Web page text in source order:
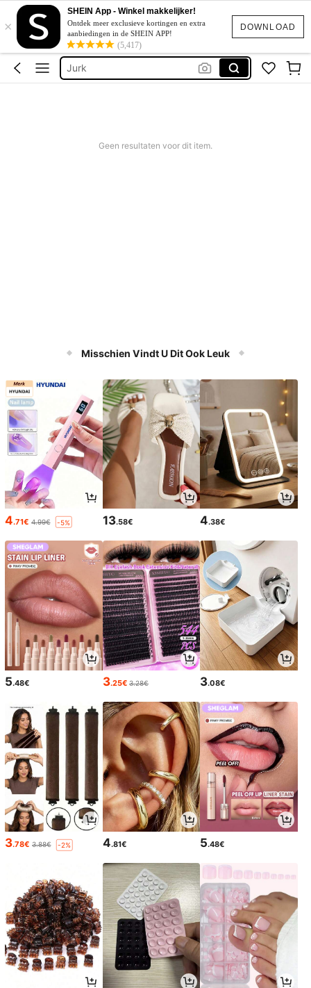
DOWNLOAD
×
SHEIN App - Winkel makkelijker!
Ontdek meer exclusieve kortingen en extra
aanbiedingen in de SHEIN APP!
(5,417)
Zomer Jurkjes Dames
Bikini
Festival Outfits Women
Jurk
Geen resultaten voor dit item.
Misschien Vindt U Dit Ook Leuk
4.71€ 4.99€ -5% 13.58€ 4.38€
5.48€ 3.25€ 3.28€ 3.08€
3.78€ 3.88€ -2% 4.81€ 5.48€